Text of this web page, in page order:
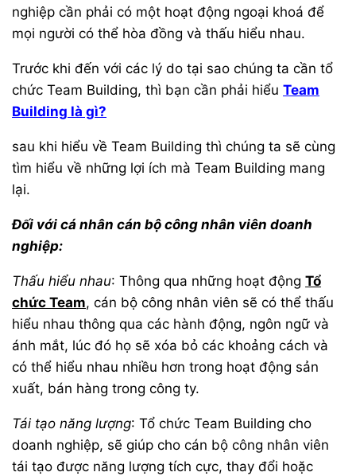
nghiệp cần phải có một hoạt động ngoại khoá để
mọi người có thể hòa đồng và thấu hiểu nhau.
Trước khi đến với các lý do tại sao chúng ta cần tổ
chức Team Building, thì bạn cần phải hiểuTeam
Building là gì?
sau khi hiểu về Team Building thì chúng ta sẽ cùng
tìm hiểu về những lợi ích mà Team Building mang
lại.
Đối với cá nhân cán bộ công nhân viên doanh
nghiệp:
Thấu hiểu nhau: Thông qua những hoạt động Tổ
chức Team, cán bộ công nhân viên sẽ có thể thấu
hiểu nhau thông qua các hành động, ngôn ngữ và
ánh mắt, lúc đó họ sẽ xóa bỏ các khoảng cách và
có thể hiểu nhau nhiều hơn trong hoạt động sản
xuất, bán hàng trong công ty.
Tái tạo năng lượng: Tổ chức Team Building cho
doanh nghiệp, sẽ giúp cho cán bộ công nhân viên
tái tạo được năng lượng tích cực, thay đổi hoặc